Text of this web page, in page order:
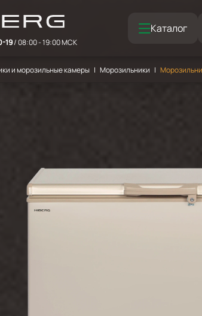
19/ 08:00 - 19:00 МСК
Каталог
и морозильные камеры Морозильники